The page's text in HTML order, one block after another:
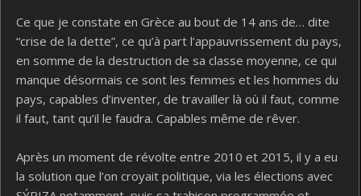
Ce que je constate en Grèce au bout de 14 ans de… dite
“crise de la dette”, ce qu’à part l’appauvrissement du pays,
en somme de la destruction de sa classe moyenne, ce qui
manque désormais ce sont les femmes et les hommes du
pays, capables d’inventer, de travailler là où il faut, comme
il faut, tant qu’il le faudra. Capables même de rêver.
Après un moment de révolte entre 2010 et 2015, il y a eu
la solution que l’on croyait politique, via les élections avec